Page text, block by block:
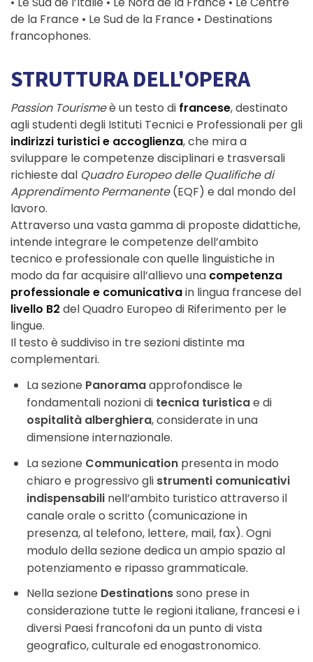
de la France • Le Sud de la France • Destinations
francophones.
STRUTTURA DELL'OPERA
Passion Tourismeè un testo di francese, destinato
agli studenti degli Istituti Tecnici e Professionali per gli
indirizzi turistici e accoglienza, che mira a
sviluppare le competenze disciplinari e trasversali
richieste dal Quadro Europeo delle Qualifiche di
Apprendimento Permanente(EQF) e dal mondo del
lavoro.
Attraverso una vasta gamma di proposte didattiche,
intende integrare le competenze dell’ambito
tecnico e professionale con quelle linguistiche in
modo da far acquisire all’allievo una competenza
professionale e comunicativain lingua francese del
livello B2 del Quadro Europeo di Riferimento per le
lingue.
Il testo è suddiviso in tre sezioni distinte ma
complementari.
La sezione Panoramaapprofondisce le
fondamentali nozioni di tecnica turisticae di
ospitalità alberghiera, considerate in una
dimensione internazionale.
La sezione Communication presenta in modo
chiaro e progressivo gli strumenti comunicativi
indispensabili nell’ambito turistico attraverso il
canale orale o scritto (comunicazione in
presenza, al telefono, lettere, mail, fax). Ogni
modulo della sezione dedica un ampio spazio al
potenziamento e ripasso grammaticale.
Nella sezione Destinationssono prese in
considerazione tutte le regioni italiane, francesi e i
diversi Paesi francofoni da un punto di vista
geografico, culturale ed enogastronomico.